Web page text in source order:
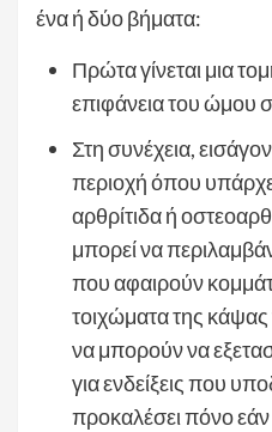
ένα ή δύο βήματα:
Πρώτα γίνεται μια
επιφάνεια του ώμου
Στη συνέχεια,
περιοχή όπου
αρθρίτιδα ή
μπορεί να
που αφαιρούν
τοιχώματα της
να μπορούν να
για ενδείξεις που
προκαλέσει πόνο εάν